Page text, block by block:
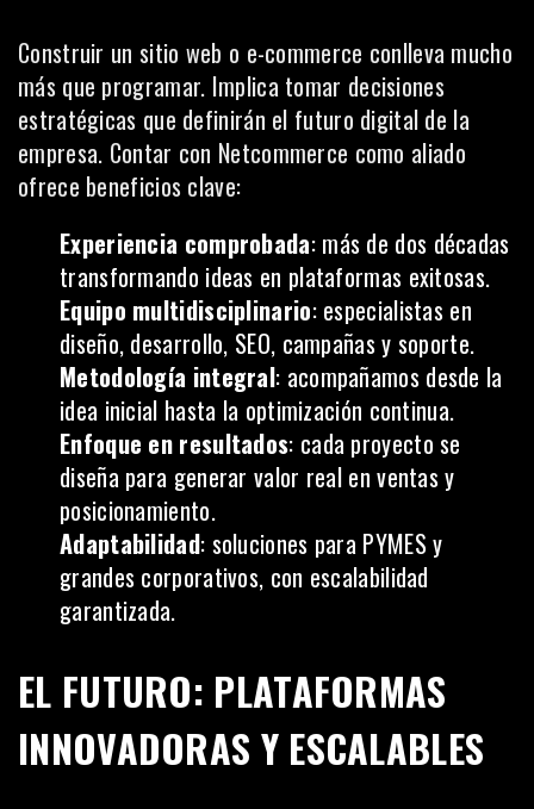
Construir un sitio web o e-commerce conlleva mucho
más que programar. Implica tomar decisiones
estratégicas que definirán el futuro digital de la
empresa. Contar con Netcommerce como aliado
ofrece beneficios clave:
Experiencia comprobada: más de dos décadas
transformando ideas en plataformas exitosas.
Equipo multidisciplinario: especialistas en
diseño, desarrollo, SEO, campañas y soporte.
Metodología integral: acompañamos desde la
idea inicial hasta la optimización continua.
Enfoque en resultados: cada proyecto se
diseña para generar valor real en ventas y
posicionamiento.
Adaptabilidad: soluciones para PYMES y
grandes corporativos, con escalabilidad
garantizada.
EL FUTURO: PLATAFORMAS
INNOVADORAS Y ESCALABLES